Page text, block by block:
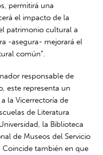
permitirá una
el impacto de la
patrimonio cultural a
-asegura- mejorará el
común”.
responsable de
este representa un
la Vicerrectoría de
de Literatura
la Biblioteca
de Museos del Servicio
también en que